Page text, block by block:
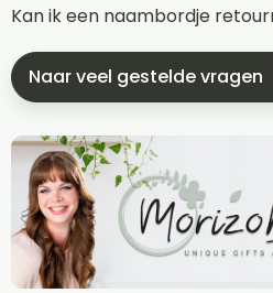
Kan ik een naambordje
Naar veel gestelde vragen